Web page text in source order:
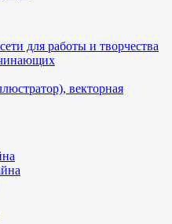
для работы и творчества
векторная